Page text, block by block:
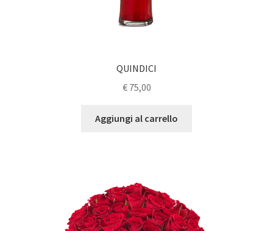
QUINDICI
€75,00
Aggiungi al carrello